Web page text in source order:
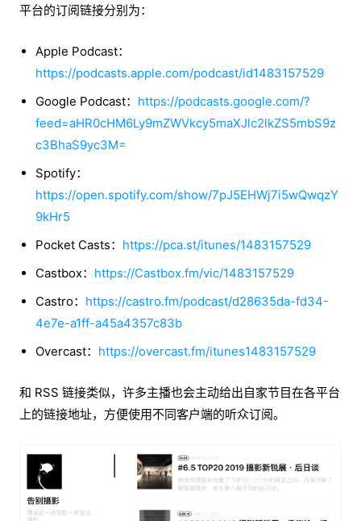
平台的订阅链接分别为：
Apple Podcast：
https://podcasts.apple.com/podcast/id1483157529
Google Podcast： https://podcasts.google.com/?
feed=aHR0cHM6Ly9mZWVkcy5maXJlc2lkZS5mbS9z
c3BhaS9yc3M=
Spotify：
https://open.spotify.com/show/7pJ5EHWj7i5wQwqzY
9kHr5
Pocket Casts： https://pca.st/itunes/1483157529
Castbox： https://Castbox.fm/vic/1483157529
Castro： https://castro.fm/podcast/d28635da-fd34-
4e7e-a1ff-a45a4357c83b
Overcast： https://overcast.fm/itunes1483157529
和 RSS 链接类似，许多主播也会主动给出自家节目在各平台
上的链接地址，方便使用不同客户端的听众订阅。